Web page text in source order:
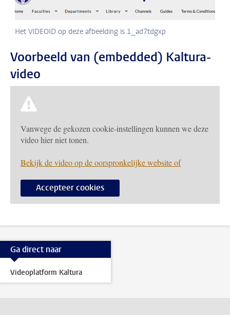
Het VIDEOID op deze afbeelding is 1_ad7tdgxp
Voorbeeld van (embedded) Kaltura-
video
Vanwege de gekozen cookie-instellingen kunnen we deze
video hier niet tonen.
Bekijk de video op de oorspronkelijke website of
Accepteer cookies
Ga direct naar
Videoplatform Kaltura